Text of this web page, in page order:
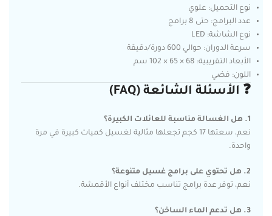
نوع التحميل: علوي
عدد البرامج: حتى 8 برامج
نوع الشاشة: LED
سرعة الدوران: حوالي 600 دورة/دقيقة
الأبعاد التقريبية: ‎102 × 65 × 68 سم
اللون: فضي
❓ الأسئلة الشائعة (FAQ)
1. هل الغسالة مناسبة للعائلات الكبيرة؟
نعم، سعتها 17 كجم تجعلها مثالية لغسيل كميات كبيرة في مرة
واحدة.
2. هل تحتوي على برامج غسيل متنوعة؟
نعم، توفر عدة برامج تناسب مختلف أنواع الأقمشة.
3. هل تدعم الماء الساخن؟